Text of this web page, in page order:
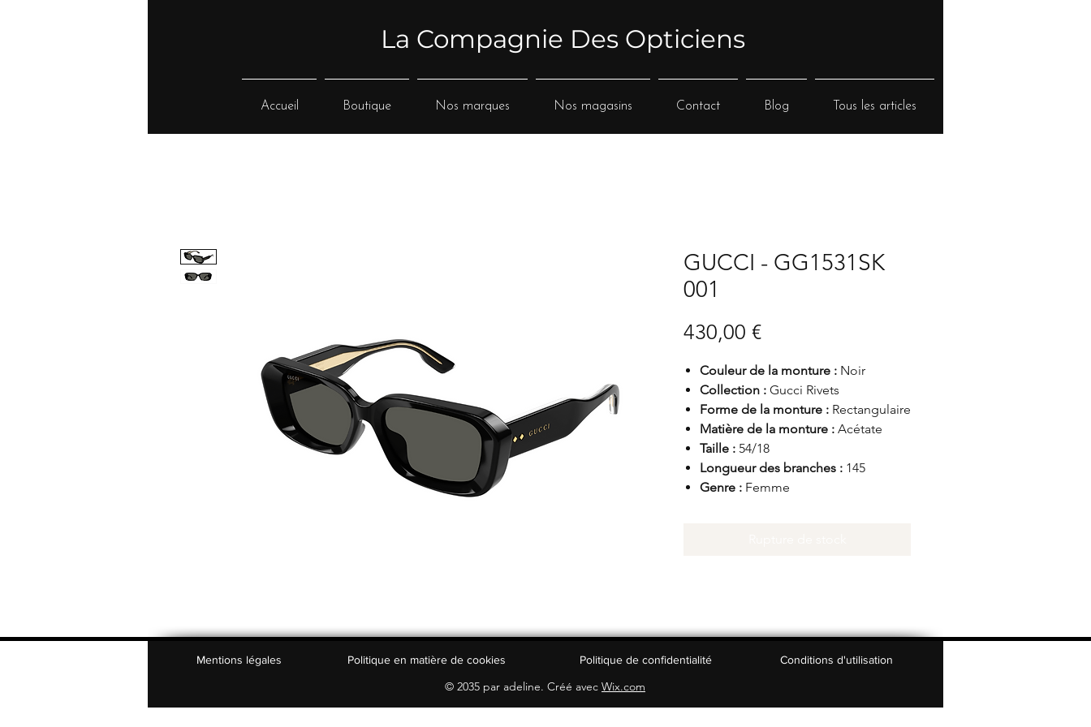
La Compagnie Des Opticiens
Accueil Boutique Nos marques Nos magasins Contact Blog Tous les articles
GUCCI - GG1531SK
001
430,00 €Prix
Couleur de la monture : Noir
Collection : Gucci Rivets
Forme de la monture : Rectangulaire
Matière de la monture : Acétate
Taille : 54/18
Longueur des branches : 145
Genre : Femme
Mentions légales Politique en matière de cookies Politique de confidentialité Conditions d'utilisation
© 2035 par adeline. Créé avec Wix.com